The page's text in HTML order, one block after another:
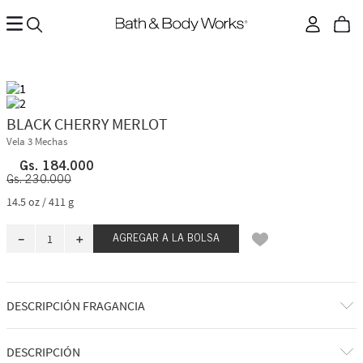
BLACK CHERRY MERLOT
Vela 3 Mechas
Gs. 184.000
Gs. 230.000
14.5 oz / 411 g
＋
－ AGREGAR A LA BOLSA
DESCRIPCIÓN FRAGANCIA
A qué huele: una copa rica y afrutada de un rojo dulce.
DESCRIPCIÓN